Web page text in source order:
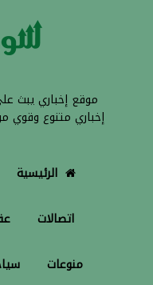
إخباري متنوع وقوي
الرئيسية
اتصالات
منوعات